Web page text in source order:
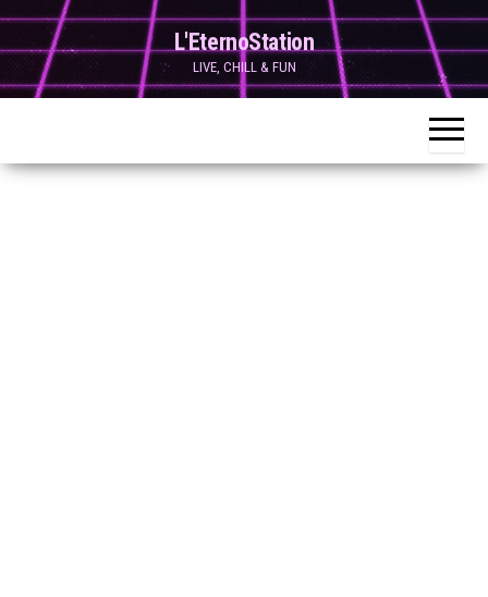
Skip
to
content
L'EternoStation
LIVE, CHILL & FUN